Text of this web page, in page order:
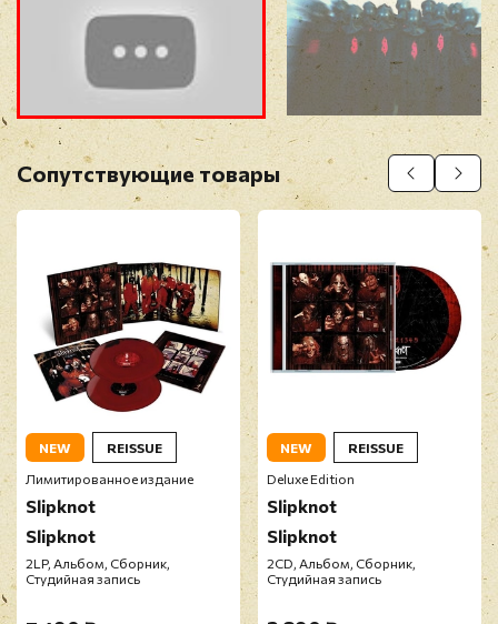
Прикрепить фото
Оставить отзыв
Перед публикацией отзывы проходят
Сопутствующие товары
NEW
REISSUE
Лимитированное издание
Slipknot
Slipknot
2LP, Альбом, Сборник,
Студийная запись
NEW
REISSUE
Deluxe Edition
Slipknot
Slipknot
2CD, Альбом, Сборник,
Студийная запись